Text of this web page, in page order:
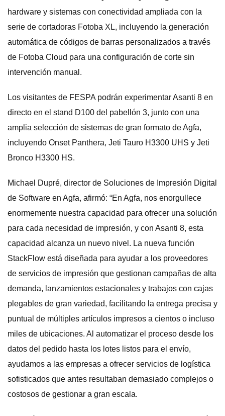
hardware y sistemas con conectividad ampliada con la
serie de cortadoras Fotoba XL, incluyendo la generación
automática de códigos de barras personalizados a través
de Fotoba Cloud para una configuración de corte sin
intervención manual.
Los visitantes de FESPA podrán experimentar Asanti 8 en
directo en el stand D100 del pabellón 3, junto con una
amplia selección de sistemas de gran formato de Agfa,
incluyendo Onset Panthera, Jeti Tauro H3300 UHS y Jeti
Bronco H3300 HS.
Michael Dupré, director de Soluciones de Impresión Digital
de Software en Agfa, afirmó: “En Agfa, nos enorgullece
enormemente nuestra capacidad para ofrecer una solución
para cada necesidad de impresión, y con Asanti 8, esta
capacidad alcanza un nuevo nivel. La nueva función
StackFlow está diseñada para ayudar a los proveedores
de servicios de impresión que gestionan campañas de alta
demanda, lanzamientos estacionales y trabajos con cajas
plegables de gran variedad, facilitando la entrega precisa y
puntual de múltiples artículos impresos a cientos o incluso
miles de ubicaciones. Al automatizar el proceso desde los
datos del pedido hasta los lotes listos para el envío,
ayudamos a las empresas a ofrecer servicios de logística
sofisticados que antes resultaban demasiado complejos o
costosos de gestionar a gran escala.